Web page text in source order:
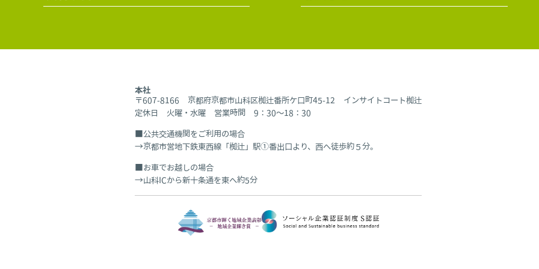
本社
〒607-8166 京都府京都市山科区椥辻番所ケ口町45-12 インサイトコート椥辻
定休日 火曜・水曜 営業時間 9：30～18：30
公共交通機関をご利用の場合
京都市営地下鉄東西線「椥辻」駅①番出口より、西へ徒歩約５分。
お車でお越しの場合
山科ICから新十条通を東へ約5分